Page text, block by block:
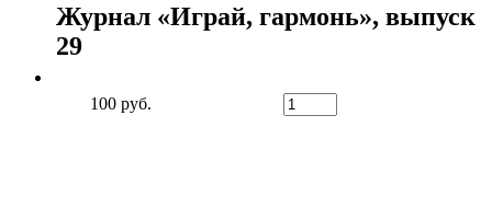
Журнал «Играй, гармонь», выпуск
29
100 руб.